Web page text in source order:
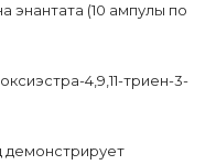
энантата (10 ампулы по
4,9,11-триен-3-
демонстрирует